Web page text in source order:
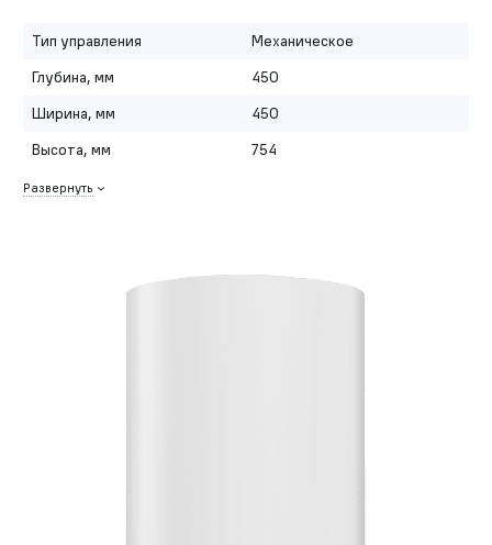
Тип управления
Механическое
Глубина, мм
450
Ширина, мм
450
Высота, мм
754
Развернуть